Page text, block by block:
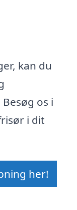
kan du
os i
i dit
her!